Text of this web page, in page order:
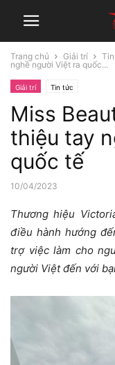
Trang chủ Giải trí
nghề người Việt ra quốc...
Giải trí Tin tức
Miss
thiệu tay
quốc tế
10/04/2023
Thương hiệu
điều hành hướng
trợ việc làm cho
người Việt đến với